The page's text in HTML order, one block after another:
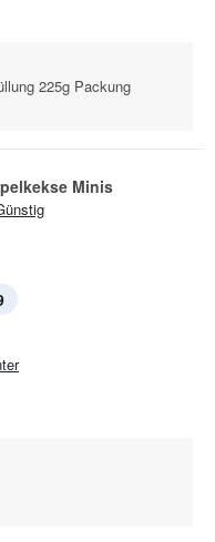
225g Packung
Minis